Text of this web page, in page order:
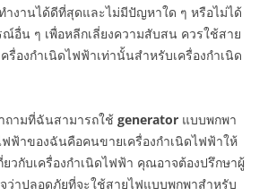
ำงานได้ดีที่สุดและไม่มีปัญหาใด ๆ หรือไม่ได้
อื่น ๆ เพื่อหลีกเลี่ยงความสับสน ควรใช้สาย
รื่องกำเนิดไฟฟ้าเท่านั้นสำหรับเครื่องกำเนิด
ามที่ฉันสามารถใช้ generator แบบพกพา
ฟฟ้าของฉันคือคนขายเครื่องกำเนิดไฟฟ้าให้
วกับเครื่องกำเนิดไฟฟ้า คุณอาจต้องปรึกษาผู้
ว่าปลอดภัยที่จะใช้สายไฟแบบพกพาสำหรับ